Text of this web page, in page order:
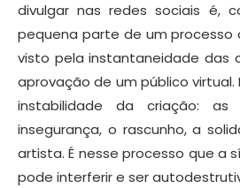
divulgar nas redes sociais é,
pequena parte de um processo
visto pela instantaneidade das
aprovação de um público virtual.
instabilidade da criação: as
insegurança, o rascunho, a
artista. É nesse processo que a
pode interferir e ser